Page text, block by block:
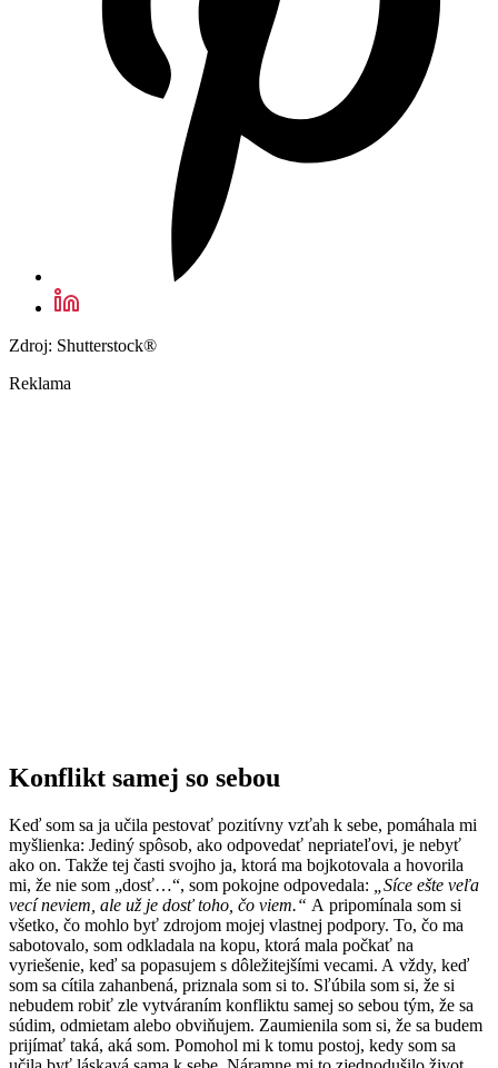
Zdroj: Shutterstock®
Reklama
Konflikt samej so sebou
Keď som sa ja učila pestovať pozitívny vzťah k sebe, pomáhala mi
myšlienka: Jediný spôsob, ako odpovedať nepriateľovi, je nebyť
ako on. Takže tej časti svojho ja, ktorá ma bojkotovala a hovorila
mi, že nie som „dosť…“, som pokojne odpovedala: „Síce ešte veľa
vecí neviem, ale už je dosť toho, čo viem.“ A pripomínala som si
všetko, čo mohlo byť zdrojom mojej vlastnej podpory. To, čo ma
sabotovalo, som odkladala na kopu, ktorá mala počkať na
vyriešenie, keď sa popasujem s dôležitejšími vecami. A vždy, keď
som sa cítila zahanbená, priznala som si to. Sľúbila som si, že si
nebudem robiť zle vytváraním konfliktu samej so sebou tým, že sa
súdim, odmietam alebo obviňujem. Zaumienila som si, že sa budem
prijímať taká, aká som. Pomohol mi k tomu postoj, kedy som sa